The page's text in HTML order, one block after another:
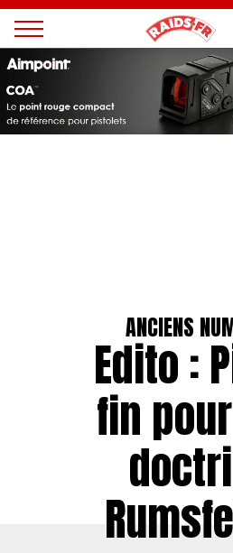
Magazine
Raids
ANCIENS
Edito :
fin
Panneau de gestion des cookies